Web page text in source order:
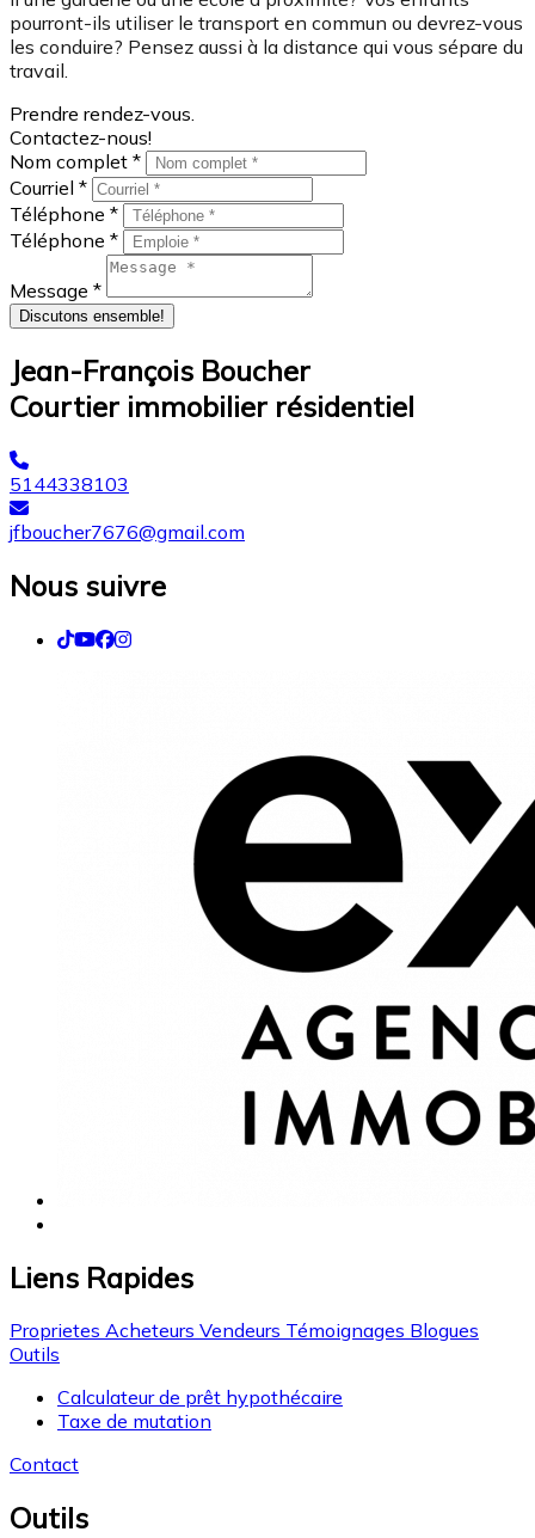
pourront-ils utiliser le transport en commun ou devrez-vous
les conduire? Pensez aussi à la distance qui vous sépare du
travail.
Prendre rendez-vous.
Contactez-nous!
Nom complet *
Courriel *
Téléphone *
Téléphone *
Message *
Discutons ensemble!
Jean-François Boucher
Courtier immobilier résidentiel
5144338103
jfboucher7676@gmail.com
Nous suivre
Liens Rapides
Proprietes Acheteurs Vendeurs Témoignages Blogues
Outils
Calculateur de prêt hypothécaire
Taxe de mutation
Contact
Outils